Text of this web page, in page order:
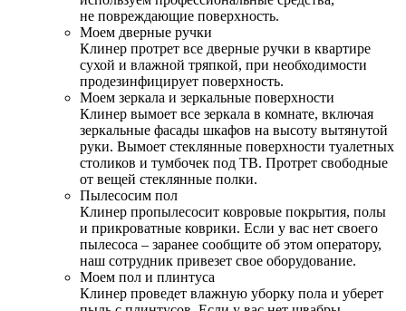
не повреждающие поверхность.
Моем дверные ручки
Клинер протрет все дверные ручки в квартире
сухой и влажной тряпкой, при необходимости
продезинфицирует поверхность.
Моем зеркала и зеркальные поверхности
Клинер вымоет все зеркала в комнате, включая
зеркальные фасады шкафов на высоту вытянутой
руки. Вымоет стеклянные поверхности туалетных
столиков и тумбочек под ТВ. Протрет свободные
от вещей стеклянные полки.
Пылесосим пол
Клинер пропылесосит ковровые покрытия, полы
и прикроватные коврики. Если у вас нет своего
пылесоса – заранее сообщите об этом оператору,
наш сотрудник привезет свое оборудование.
Моем пол и плинтуса
Клинер проведет влажную уборку пола и уберет